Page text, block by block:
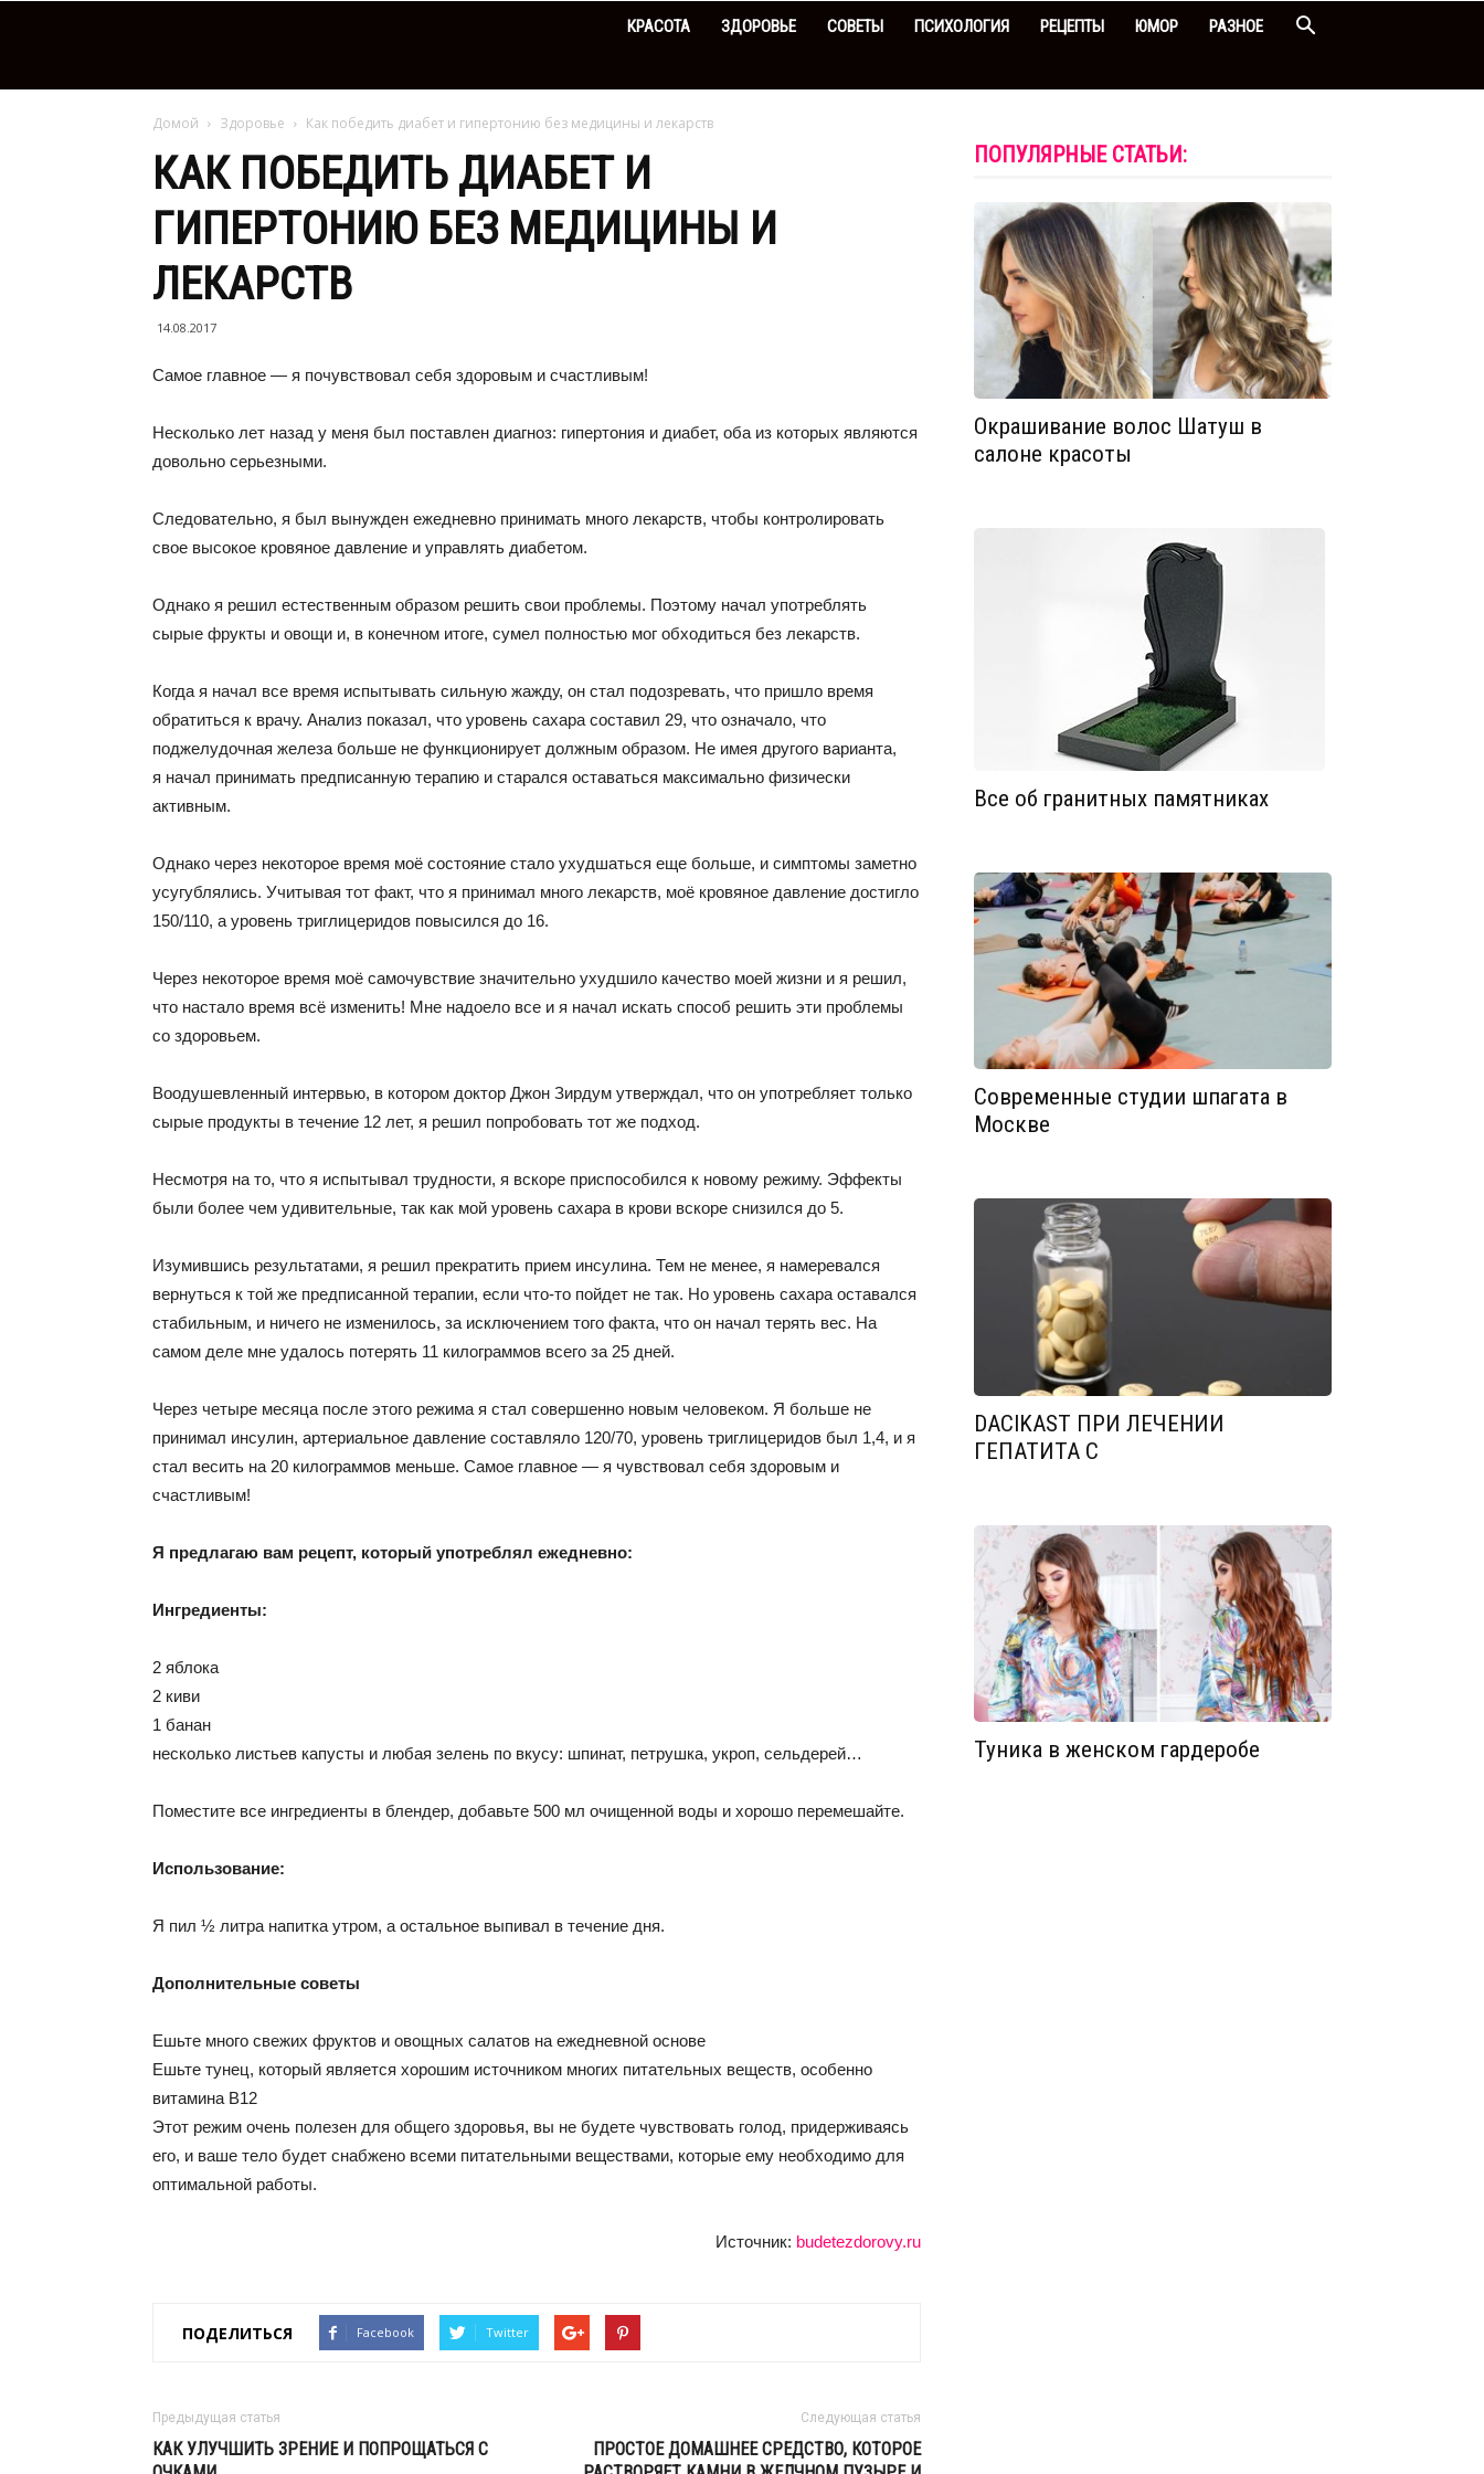
КРАСОТА ЗДОРОВЬЕ СОВЕТЫ ПСИХОЛОГИЯ РЕЦЕПТЫ ЮМОР РАЗНОЕ
Домой Здоровье Как победить диабет и гипертонию без медицины и лекарств
КАК ПОБЕДИТЬ ДИАБЕТ И
ГИПЕРТОНИЮ БЕЗ МЕДИЦИНЫ И
ЛЕКАРСТВ
14.08.2017
Самое главное — я почувствовал себя здоровым и счастливым!
Несколько лет назад у меня был поставлен диагноз: гипертония и диабет, оба из которых являются
довольно серьезными.
Следовательно, я был вынужден ежедневно принимать много лекарств, чтобы контролировать
свое высокое кровяное давление и управлять диабетом.
Однако я решил естественным образом решить свои проблемы. Поэтому начал употреблять
сырые фрукты и овощи и, в конечном итоге, сумел полностью мог обходиться без лекарств.
Когда я начал все время испытывать сильную жажду, он стал подозревать, что пришло время
обратиться к врачу. Анализ показал, что уровень сахара составил 29, что означало, что
поджелудочная железа больше не функционирует должным образом. Не имея другого варианта,
я начал принимать предписанную терапию и старался оставаться максимально физически
активным.
Однако через некоторое время моё состояние стало ухудшаться еще больше, и симптомы заметно
усугублялись. Учитывая тот факт, что я принимал много лекарств, моё кровяное давление достигло
150/110, а уровень триглицеридов повысился до 16.
Через некоторое время моё самочувствие значительно ухудшило качество моей жизни и я решил,
что настало время всё изменить! Мне надоело все и я начал искать способ решить эти проблемы
со здоровьем.
Воодушевленный интервью, в котором доктор Джон Зирдум утверждал, что он употребляет только
сырые продукты в течение 12 лет, я решил попробовать тот же подход.
Несмотря на то, что я испытывал трудности, я вскоре приспособился к новому режиму. Эффекты
были более чем удивительные, так как мой уровень сахара в крови вскоре снизился до 5.
Изумившись результатами, я решил прекратить прием инсулина. Тем не менее, я намеревался
вернуться к той же предписанной терапии, если что-то пойдет не так. Но уровень сахара оставался
стабильным, и ничего не изменилось, за исключением того факта, что он начал терять вес. На
самом деле мне удалось потерять 11 килограммов всего за 25 дней.
Через четыре месяца после этого режима я стал совершенно новым человеком. Я больше не
принимал инсулин, артериальное давление составляло 120/70, уровень триглицеридов был 1,4, и я
стал весить на 20 килограммов меньше. Самое главное — я чувствовал себя здоровым и
счастливым!
Я предлагаю вам рецепт, который употреблял ежедневно:
Ингредиенты:
2 яблока
2 киви
1 банан
несколько листьев капусты и любая зелень по вкусу: шпинат, петрушка, укроп, сельдерей…
Поместите все ингредиенты в блендер, добавьте 500 мл очищенной воды и хорошо перемешайте.
Использование:
Я пил ½ литра напитка утром, а остальное выпивал в течение дня.
Дополнительные советы
Ешьте много свежих фруктов и овощных салатов на ежедневной основе
Ешьте тунец, который является хорошим источником многих питательных веществ, особенно
витамина B12
Этот режим очень полезен для общего здоровья, вы не будете чувствовать голод, придерживаясь
его, и ваше тело будет снабжено всеми питательными веществами, которые ему необходимо для
оптимальной работы.
Источник: budetezdorovy.ru
ПОДЕЛИТЬСЯ Facebook Twitter
Предыдущая статья
КАК УЛУЧШИТЬ ЗРЕНИЕ И ПОПРОЩАТЬСЯ С
Следующая статья
ПРОСТОЕ ДОМАШНЕЕ СРЕДСТВО, КОТОРОЕ
ПОПУЛЯРНЫЕ СТАТЬИ:
Окрашивание волос Шатуш в
салоне красоты
Все об гранитных памятниках
Современные студии шпагата в
Москве
DACIKAST ПРИ ЛЕЧЕНИИ
ГЕПАТИТА С
Туника в женском гардеробе